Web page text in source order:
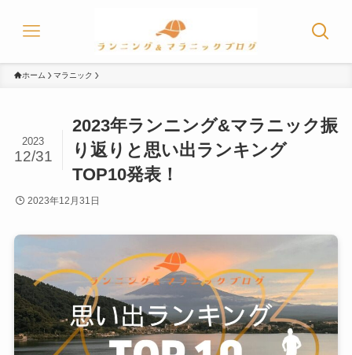
ホーム マラニック
2023年ランニング&マラニック振
り返りと思い出ランキング
TOP10発表！
2023
12/31
2023年12月31日